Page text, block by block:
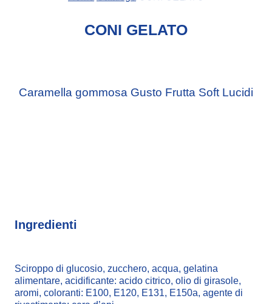
CONI GELATO
Caramella gommosa Gusto Frutta Soft Lucidi
Ingredienti
Sciroppo di glucosio, zucchero, acqua, gelatina
alimentare, acidificante: acido citrico, olio di girasole,
aromi, coloranti: E100, E120, E131, E150a, agente di